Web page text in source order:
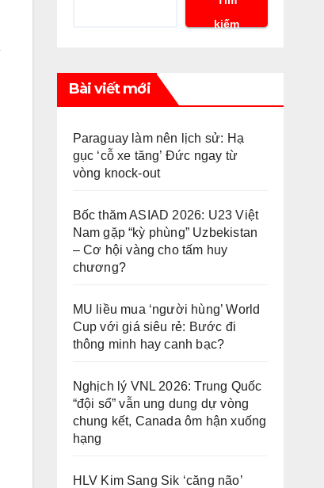
kiếm
Bài viết mới
Paraguay làm nên lịch sử: Hạ
gục ‘cỗ xe tăng’ Đức ngay từ
vòng knock-out
Bốc thăm ASIAD 2026: U23 Việt
Nam gặp “kỳ phùng” Uzbekistan
– Cơ hội vàng cho tấm huy
chương?
MU liều mua ‘người hùng’ World
Cup với giá siêu rẻ: Bước đi
thông minh hay canh bạc?
Nghịch lý VNL 2026: Trung Quốc
“đội sổ” vẫn ung dung dự vòng
chung kết, Canada ôm hận xuống
hạng
HLV Kim Sang Sik ‘căng não’